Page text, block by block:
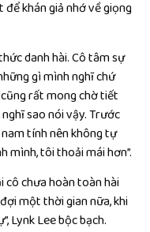
khán giả nhớ về giọng
danh hài. Cô tâm sự
gì mình nghĩ chứ
cũng rất mong chờ tiết
sao nói vậy. Trước
tính nên không tự
mình, tôi thoải mái hơn”.
cô chưa hoàn toàn hài
một thời gian nữa, khi
Lynk Lee bộc bạch.